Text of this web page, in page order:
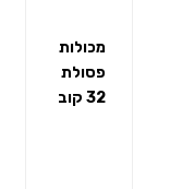
מכולות
פסולת
32 קוב